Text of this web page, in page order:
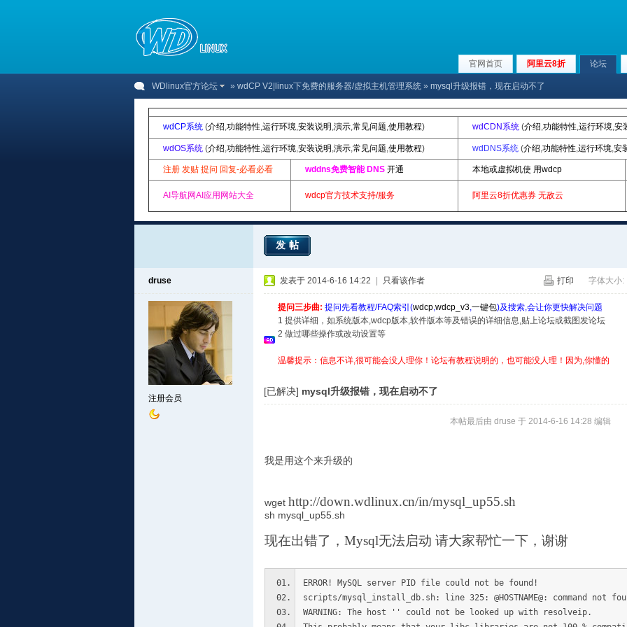
官网首页 阿里云8折 论坛
WDlinux官方论坛 » wdCP V2|linux下免费的服务器/虚拟主机管理系统 » mysql升级报错，现在启动不了
wdCP系统 (介绍,功能特性,运行环境,安装说明 ,演示,常见问题,使用教程) wdCDN系统 (介绍,功能特性,运行环境,安
wdOS系统 (介绍,功能特性,运行环境,安装说明 ,演示,常见问题,使用教程) wdDNS系统 (介绍,功能特性,运行环境,安
注册 发贴 提问 回复-必看必看 wddns免费智能 DNS 开通 本地或虚拟机使 用wdcp
AI导航网AI应用网站大全 wdcp官方技术支持/服务 阿里云8折优惠券 无敌云
发帖
druse
注册会员
打印 字体大小:
发表于 2014-6-16 14:22 只看该作者
提问三步曲: 提问先看教程/FAQ索引(wdcp,wdcp_v3,一键包)及搜索,会让你更快解决问题
1 提供详细，如系统版本,wdcp版本,软件版本等及错误的详细信息,贴上论坛或截图发论坛
2 做过哪些操作或改动设置等
温馨提示：信息不详,很可能会没人理你！论坛有教程说明的，也可能没人理！因为,你懂的
[已解决] mysql升级报错，现在启动不了
本帖最后由 druse 于 2014-6-16 14:28 编辑
我是用这个来升级的
wget http://down.wdlinux.cn/in/mysql_up55.sh
sh mysql_up55.sh
现在出错了，Mysql无法启动 请大家帮忙一下，谢谢
ERROR! MySQL server PID file could not be found!
scripts/mysql_install_db.sh: line 325: @HOSTNAME@: command not
WARNING: The host '' could not be looked up with resolveip.